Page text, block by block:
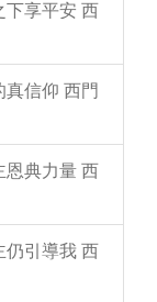
下享平安 西
信仰 西門
恩典力量 西
仍引導我 西